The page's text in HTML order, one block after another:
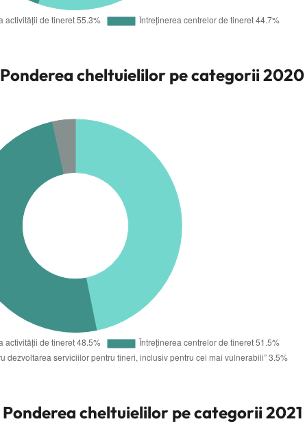
Ponderea cheltuielilor pe categorii 2020
Ponderea cheltuielilor pe categorii 2021